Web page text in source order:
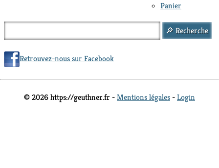
Panier
Retrouvez-nous sur Facebook
© 2026 https://geuthner.fr -Mentions légales -Login